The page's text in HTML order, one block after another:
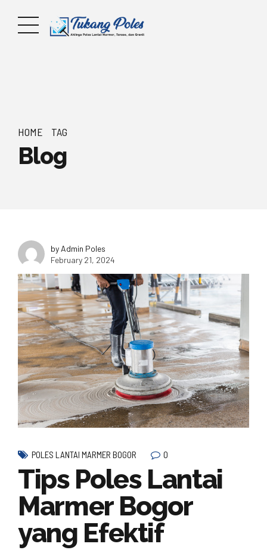
HOME TAG
Blog
by Admin Poles
February 21, 2024
POLES LANTAI MARMER BOGOR 0
Tips Poles Lantai
Marmer Bogor
yang Efektif